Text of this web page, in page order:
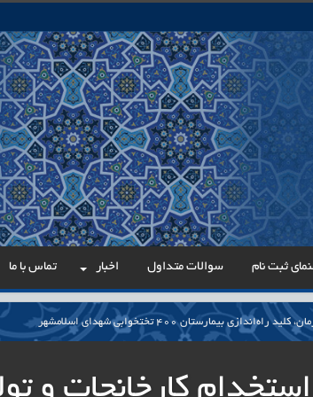
ثبت نام سوالات متداول اخبار تماس با ما
راه‌اندازی بیمارستان ۴۰۰ تختخوابی شهدای اسلامشهر